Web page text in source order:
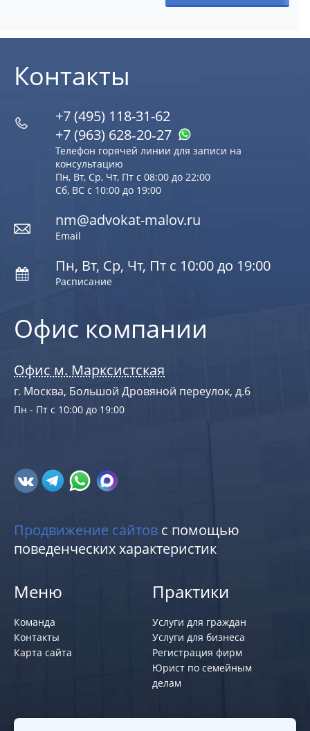
Офис компании
Офис м. Марксистская
г. Москва, Большой Дровяной переулок, д.6
Пн - Пт с 10:00 до 19:00
Контакты
+7 (495) 118-31-62
+7 (963) 628‑20‑27
Телефон горячей линии для записи на
консультацию
Пн, Вт, Ср, Чт, Пт с 08:00 до 22:00
Сб, ВС с 10:00 до 19:00
nm@advokat-malov.ru
Email
Пн, Вт, Ср, Чт, Пт с 10:00 до 19:00
Расписание
Продвижение сайтов с помощью
поведенческих характеристик
Меню
Команда
Контакты
Карта сайта
Практики
Услуги для граждан
Услуги для бизнеса
Регистрация фирм
Юрист по семейным
делам